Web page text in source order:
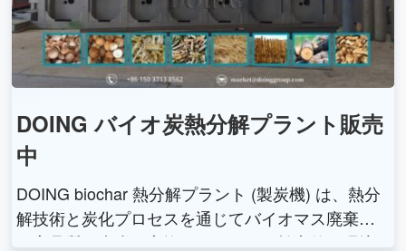
DOING バイオ炭熱分解プラント販売
中
DOING biochar 熱分解プラント (製炭機) は、熱分
解技術と炭化プロセスを通じてバイオマス廃棄物
を高品質の木炭に変換するための、効率的で環境